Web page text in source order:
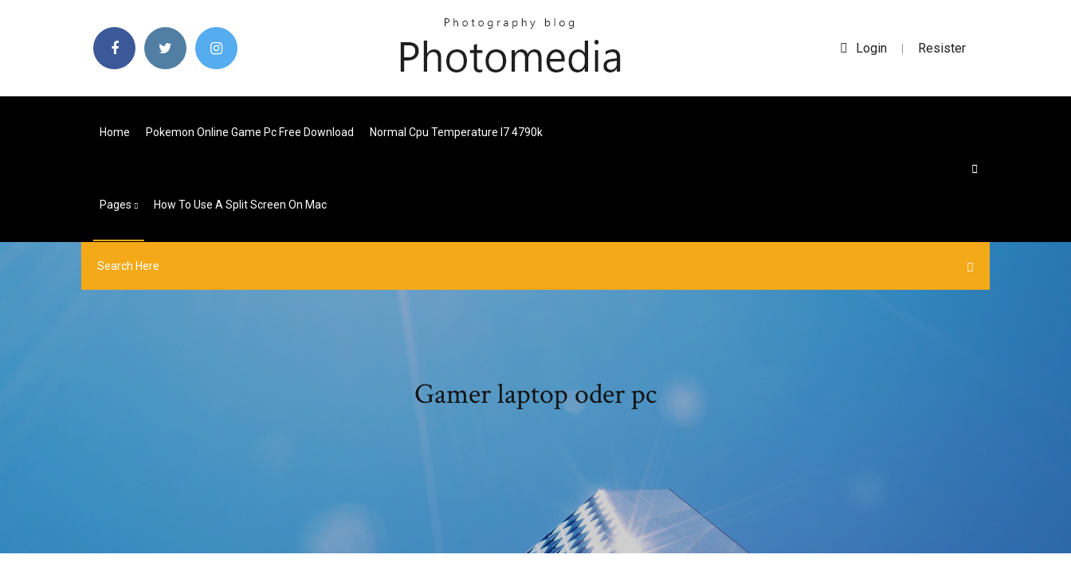
Login | Resister
Home Pokemon Online Game Pc Free Download Normal Cpu Temperature I7 4790k
Pages How To Use A Split Screen On Mac
Gamer laptop oder pc